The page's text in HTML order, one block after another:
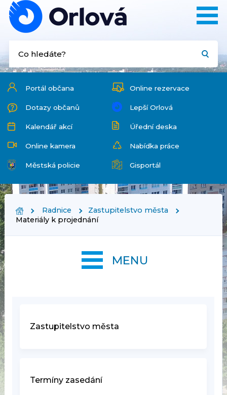
Portál občana Online rezervace
Dotazy občanů Lepší Orlová
Kalendář akcí Úřední deska
Online kamera Nabídka práce
Městská policie Gisportál
Radnice
Zastupitelstvo města
Materiály k projednání
Zastupitelstvo města
Termíny zasedání
MENU